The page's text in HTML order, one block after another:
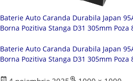
Baterie Auto Caranda Durabila Japan
Borna Pozitiva Stanga D31 305mm Poza
Baterie Auto Caranda Durabila Japan
Borna Pozitiva Stanga D31 305mm Poza